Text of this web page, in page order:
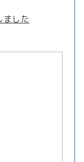
ました